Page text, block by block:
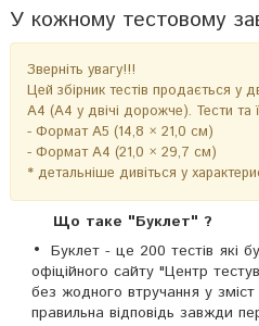
У кожному тестовому
Зверніть увагу!!!
Цей збірник тестів продається у
А4 (А4 у двічі дорожче). Тести та
- Формат А5 (14,8 × 21,0 см)
- Формат А4 (21,0 × 29,7 см)
* детальніше дивіться у
Що таке "Буклет" ?
Буклет - це 200 тестів які
офіційного сайту "Центр
без жодного втручання у
правильна відповідь завжди